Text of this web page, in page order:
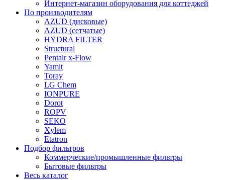
Интернет-магазин оборудования для коттеджей
По производителям
AZUD (дисковые)
AZUD (сетчатые)
HYDRA FILTER
Structural
Pentair x-Flow
Yamit
Toray
LG Chem
IONPURE
Dorot
ROPV
SEKO
Xylem
Etatron
Подбор фильтров
Коммерческие/промышленные фильтры
Бытовые фильтры
Весь каталог